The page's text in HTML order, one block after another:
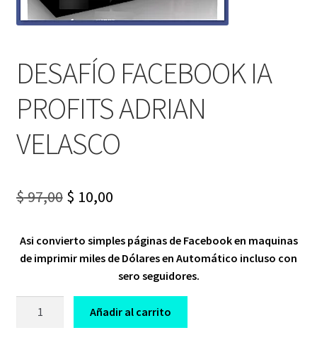
DESAFÍO FACEBOOK IA
PROFITS ADRIAN
VELASCO
$97,00 Original
was:
$ 10,00Current
is:
$ 10,00.
Asi convierto simples páginas de Facebook en maquinas
de imprimir miles de Dólares en Automático incluso con
sero seguidores.
Añadir al carrito